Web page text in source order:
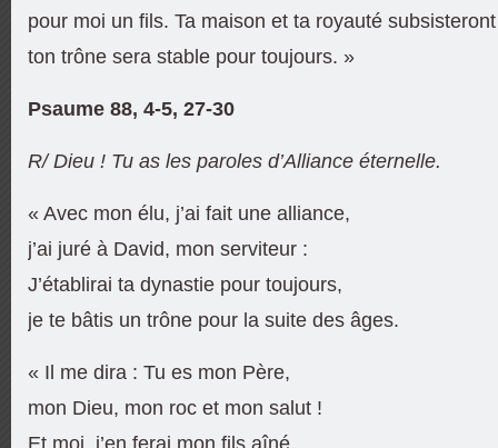
pour moi un fils. Ta maison et ta royauté
ton trône sera stable pour toujours. »
Psaume 88, 4-5, 27-30
R/ Dieu ! Tu as les paroles d’Alliance éternelle.
« Avec mon élu, j’ai fait une alliance,
j’ai juré à David, mon serviteur :
J’établirai ta dynastie pour toujours,
je te bâtis un trône pour la suite des âges.
« Il me dira : Tu es mon Père,
mon Dieu, mon roc et mon salut !
Et moi, j’en ferai mon fils aîné,